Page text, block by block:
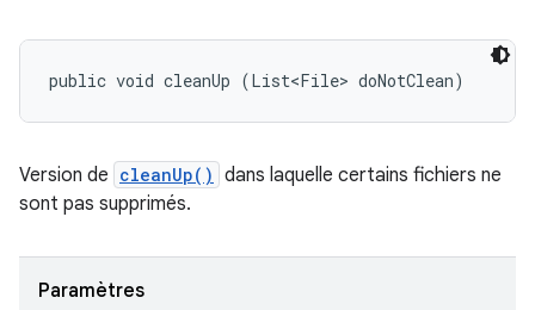
public void cleanUp (List<File> doNotClean)
Version de cleanUp() dans laquelle certains fichiers ne
sont pas supprimés.
Paramètres